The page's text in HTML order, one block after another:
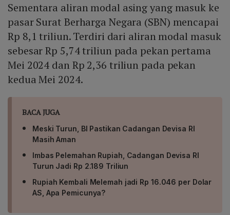
Sementara aliran modal asing yang masuk ke
pasar Surat Berharga Negara (SBN) mencapai
Rp 8,1 triliun. Terdiri dari aliran modal masuk
sebesar Rp 5,74 triliun pada pekan pertama
Mei 2024 dan Rp 2,36 triliun pada pekan
kedua Mei 2024.
BACA JUGA
Meski Turun, BI Pastikan Cadangan Devisa RI
Masih Aman
Imbas Pelemahan Rupiah, Cadangan Devisa RI
Turun Jadi Rp 2.189 Triliun
Rupiah Kembali Melemah jadi Rp 16.046 per Dolar
AS, Apa Pemicunya?